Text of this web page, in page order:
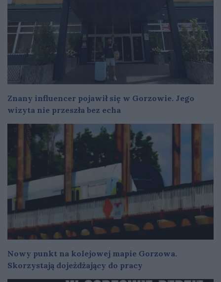
Znany influencer pojawił się w Gorzowie. Jego
wizyta nie przeszła bez echa
Nowy punkt na kolejowej mapie Gorzowa.
Skorzystają dojeżdżający do pracy